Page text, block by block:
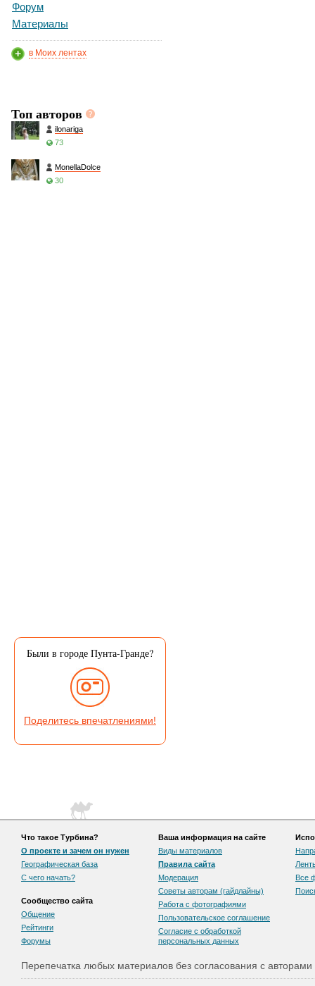
Форум
Материалы
в Моих лентах
Топ авторов
ilonariga
73
MonellaDolce
30
Были в городе Пунта-Гранде?
Поделитесь впечатлениями!
Что такое Турбина?
О проекте и зачем он нужен
Географическая база
С чего начать?
Сообщество сайта
Общение
Рейтинги
Форумы
Ваша информация на сайте
Виды материалов
Правила сайта
Модерация
Советы авторам (гайдлайны)
Работа с фотографиями
Пользовательскоe соглашение
Согласие с обработкой
персональных данных
Все
Перепечатка любых материалов без согласования с